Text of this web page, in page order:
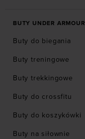
BUTY UNDER ARMOUR
Buty do biegania
Buty treningowe
Buty trekkingowe
Buty do crossfitu
Buty do koszykówki
Buty na siłownie